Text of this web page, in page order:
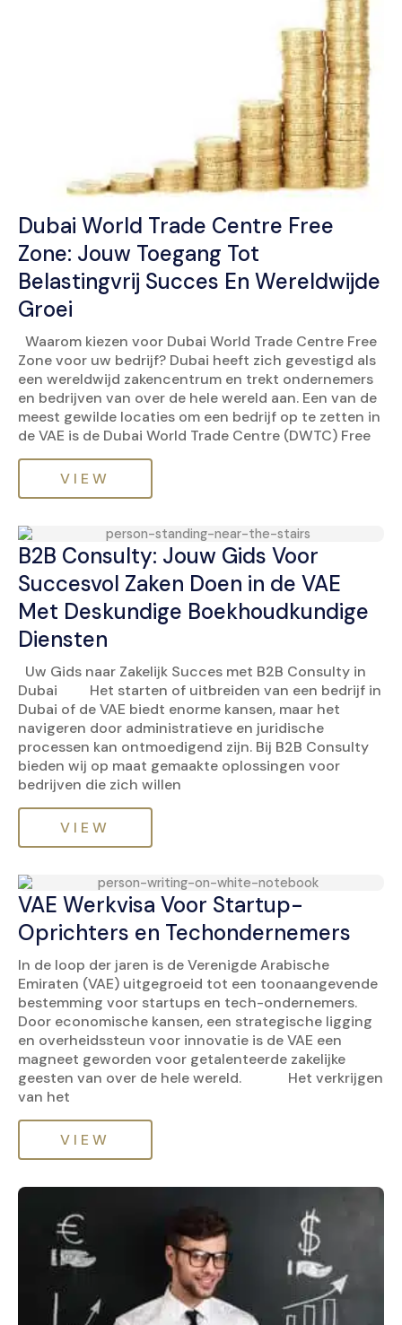
Dubai World Trade Centre Free
Zone: Jouw Toegang Tot
Belastingvrij Succes En Wereldwijde
Groei
Waarom kiezen voor Dubai World Trade Centre Free
Zone voor uw bedrijf? Dubai heeft zich gevestigd als
een wereldwijd zakencentrum en trekt ondernemers
en bedrijven van over de hele wereld aan. Een van de
meest gewilde locaties om een bedrijf op te zetten in
de VAE is de Dubai World Trade Centre (DWTC) Free
VIEW
B2B Consulty: Jouw Gids Voor
Succesvol Zaken Doen in de VAE
Met Deskundige Boekhoudkundige
Diensten
Uw Gids naar Zakelijk Succes met B2B Consulty in
Dubai Het starten of uitbreiden van een bedrijf in
Dubai of de VAE biedt enorme kansen, maar het
navigeren door administratieve en juridische
processen kan ontmoedigend zijn. Bij B2B Consulty
bieden wij op maat gemaakte oplossingen voor
bedrijven die zich willen
VIEW
VAE Werkvisa Voor Startup-
Oprichters en Techondernemers
In de loop der jaren is de Verenigde Arabische
Emiraten (VAE) uitgegroeid tot een toonaangevende
bestemming voor startups en tech-ondernemers.
Door economische kansen, een strategische ligging
en overheidssteun voor innovatie is de VAE een
magneet geworden voor getalenteerde zakelijke
geesten van over de hele wereld. Het verkrijgen
van het
VIEW